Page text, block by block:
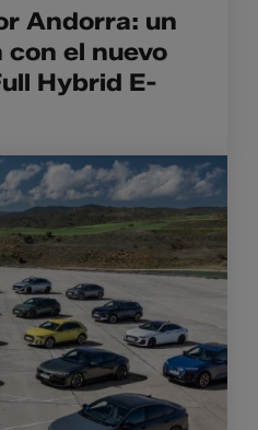
Andorra: un
con el nuevo
Hybrid E-